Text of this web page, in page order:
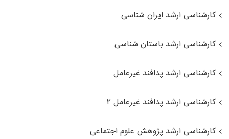
کارشناسی ارشد ایران شناسی
کارشناسی ارشد باستان شناسی
کارشناسی ارشد پدافند غیرعامل
کارشناسی ارشد پدافند غیرعامل ۲
کارشناسی ارشد پژوهش علوم اجتماعی